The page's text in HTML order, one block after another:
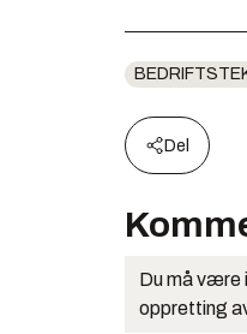
Del
Du må være
oppretting